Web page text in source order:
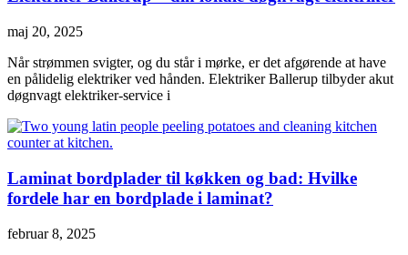
maj 20, 2025
Når strømmen svigter, og du står i mørke, er det afgørende at have
en pålidelig elektriker ved hånden. Elektriker Ballerup tilbyder akut
døgnvagt elektriker-service i
Laminat bordplader til køkken og bad: Hvilke
fordele har en bordplade i laminat?
februar 8, 2025